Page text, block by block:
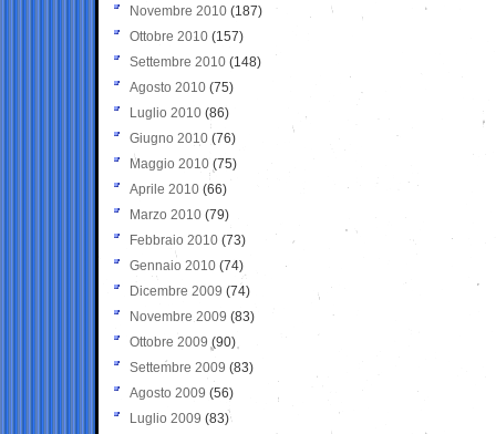
Novembre 2010 (187)
Ottobre 2010 (157)
Settembre 2010 (148)
Agosto 2010 (75)
Luglio 2010 (86)
Giugno 2010 (76)
Maggio 2010 (75)
Aprile 2010 (66)
Marzo 2010 (79)
Febbraio 2010 (73)
Gennaio 2010 (74)
Dicembre 2009 (74)
Novembre 2009 (83)
Ottobre 2009 (90)
Settembre 2009 (83)
Agosto 2009 (56)
Luglio 2009 (83)